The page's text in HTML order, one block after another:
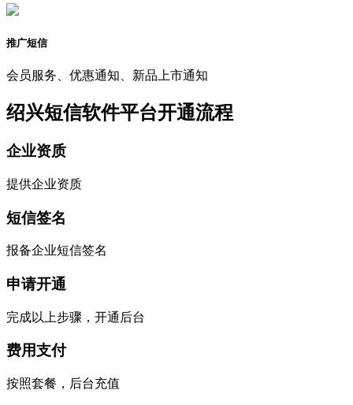
推广短信
会员服务、优惠通知、新品上市通知
绍兴短信软件平台开通流程
企业资质
提供企业资质
短信签名
报备企业短信签名
申请开通
完成以上步骤，开通后台
费用支付
按照套餐，后台充值